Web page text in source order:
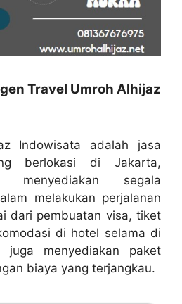
Travel Umroh Alhijaz
Indowisata adalah jasa
berlokasi di Jakarta,
menyediakan segala
melakukan perjalanan
dari pembuatan visa, tiket
di hotel selama di
menyediakan paket
biaya yang terjangkau.